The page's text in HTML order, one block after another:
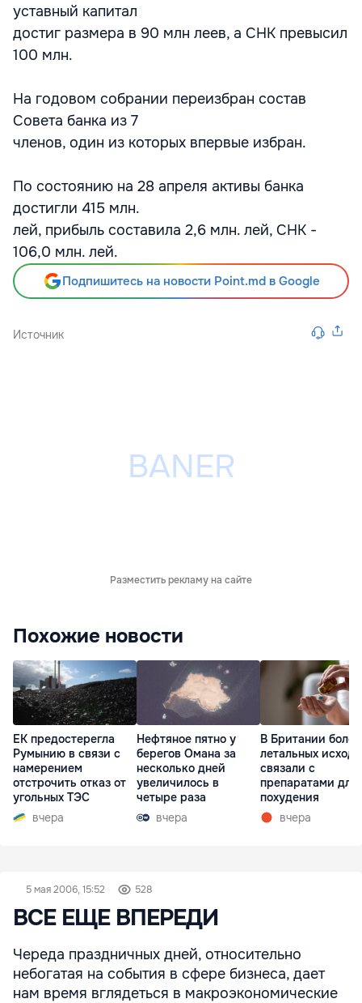
уставный капитал
достиг размера в 90 млн леев, а СНК превысил
100 млн.
На годовом собрании переизбран состав
Совета банка из 7
членов, один из которых впервые избран.
По состоянию на 28 апреля активы банка
достигли 415 млн.
лей, прибыль составила 2,6 млн. лей, СНК -
106,0 млн. лей.
Подпишитесь на новости Point.md в Google
Источник
Разместить рекламу на сайте
Похожие новости
ЕК предостерегла
Румынию в связи с
намерением
отстрочить отказ от
угольных ТЭС
вчера
Нефтяное пятно у
берегов Омана за
несколько дней
увеличилось в
четыре раза
вчера
В Британии
летальных
связали с
препаратами для
похудения
вчера
5 мая 2006, 15:52 528
ВСЕ ЕЩЕ ВПЕРЕДИ
Череда праздничных дней, относительно
небогатая на события в сфере бизнеса, дает
нам время вглядеться в макроэкономические